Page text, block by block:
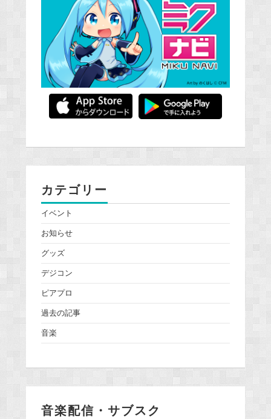
カテゴリー
イベント
お知らせ
グッズ
デジコン
ピアプロ
過去の記事
音楽
音楽配信・サブスク